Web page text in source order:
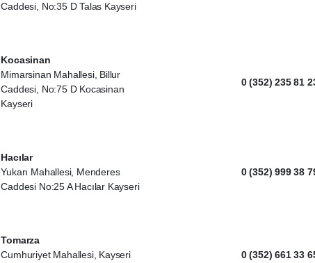
Caddesi, No:35 D Talas Kayseri
Kocasinan
Mimarsinan Mahallesi, Billur
Caddesi, No:75 D Kocasinan
Kayseri
0 (352) 235 81
Hacılar
Yukarı Mahallesi, Menderes
Caddesi No:25 A Hacılar Kayseri
0 (352) 999 38
Tomarza
Cumhuriyet Mahallesi, Kayseri
0 (352) 661 33